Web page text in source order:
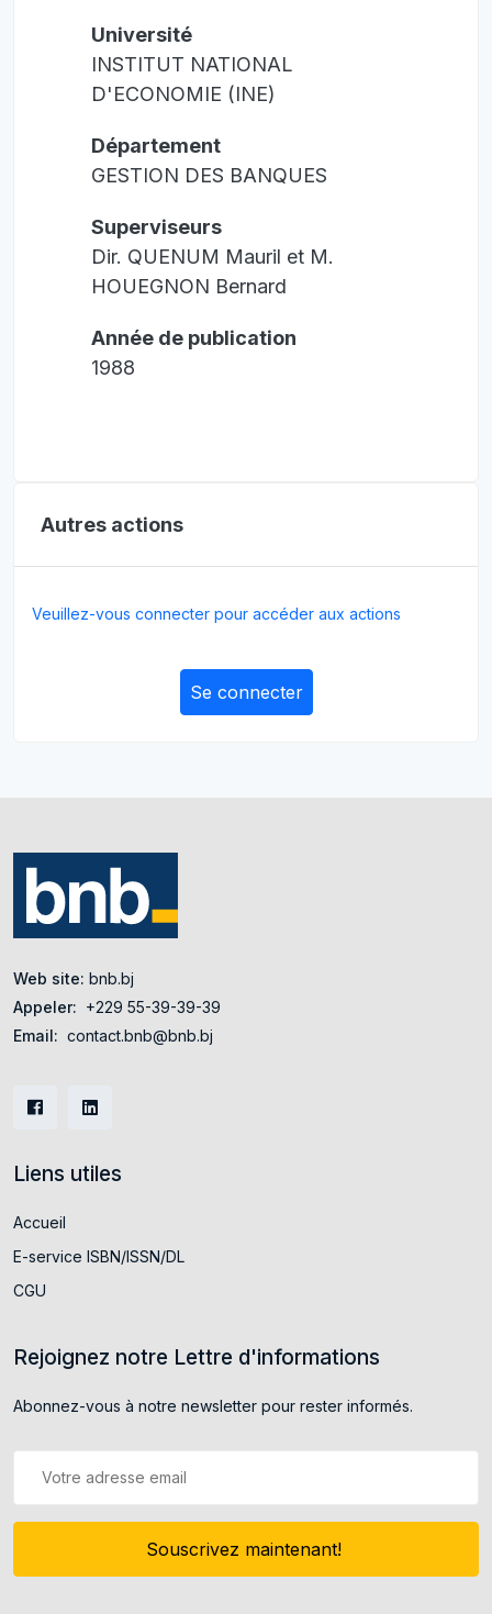
Université
INSTITUT NATIONAL
D'ECONOMIE (INE)
Département
GESTION DES BANQUES
Superviseurs
Dir. QUENUM Mauril et M.
HOUEGNON Bernard
Année de publication
1988
Autres actions
Veuillez-vous connecter pour accéder aux actions
Se connecter
Web site: bnb.bj
Appeler: +229 55-39-39-39
Email: contact.bnb@bnb.bj
Liens utiles
Accueil
E-service ISBN/ISSN/DL
CGU
Rejoignez notre Lettre d'informations
Abonnez-vous à notre newsletter pour rester informés.
Souscrivez maintenant!